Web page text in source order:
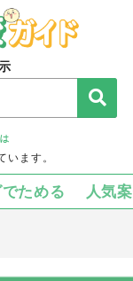
います。
ためる 人気